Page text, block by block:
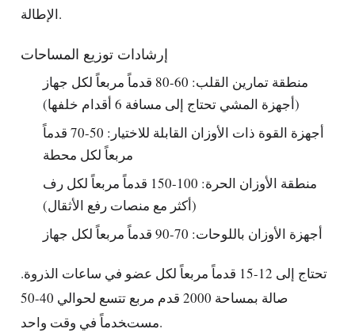
الإطالة.
إرشادات توزيع المساحات
منطقة تمارين القلب: 60-80 قدماً مربعاً لكل جهاز
(أجهزة المشي تحتاج إلى مسافة 6 أقدام خلفها)
أجهزة القوة ذات الأوزان القابلة للاختيار: 50-70 قدماً
مربعاً لكل محطة
منطقة الأوزان الحرة: 100-150 قدماً مربعاً لكل رف
(أكثر مع منصات رفع الأثقال)
أجهزة الأوزان باللوحات: 70-90 قدماً مربعاً لكل جهاز
تحتاج إلى 12-15 قدماً مربعاً لكل عضو في ساعات الذروة.
صالة بمساحة 2000 قدم مربع تتسع لحوالي 40-50
مستخدماً في وقت واحد.